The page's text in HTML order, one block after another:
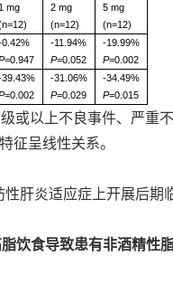
1 mg
2 mg
(n=12)
5 mg
(n=12)
0.42%
=0.947
-11.94%
P=0.052
-19.99%
P=0.002
39.43%
=0.002
-31.06%
P=0.029
-34.49%
P=0.015
或以上不良事件、严重
征呈线性关系。
肝炎适应症上开展后期
饮食导致患有非酒精性